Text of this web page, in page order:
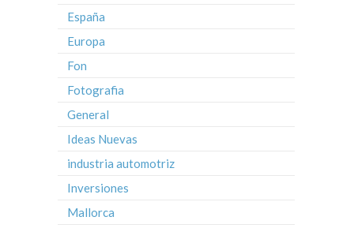
España
Europa
Fon
Fotografia
General
Ideas Nuevas
industria automotriz
Inversiones
Mallorca